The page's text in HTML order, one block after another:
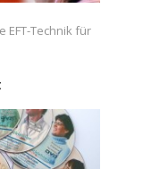
EFT-Technik für